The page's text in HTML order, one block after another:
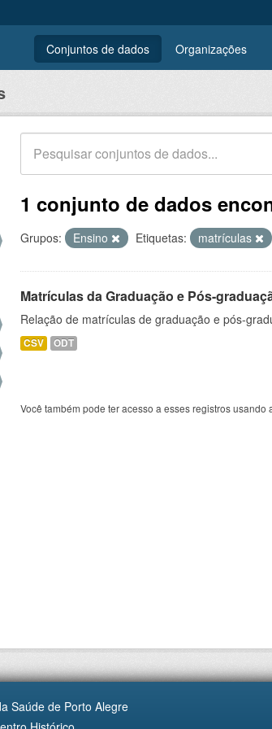
Conjuntos de dados Organizações
1 conjunto de dados
Grupos: Ensino Etiquetas: matrículas
Matrículas da Graduação e Pós-
Relação de matrículas de graduação e pós-
CSV ODT
Você também pode ter acesso a esses registros usando
Saúde de Porto Alegre